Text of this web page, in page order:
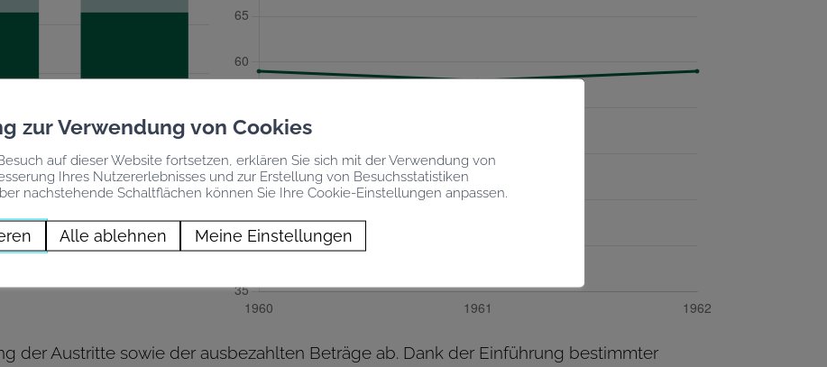
der Austritte sowie der ausbezahlten Beträge ab. Dank der Einführung bestimmter
zur Verwendung von Cookies
auf dieser Website fortsetzen, erklären Sie sich mit der Verwendung von
Ihres Nutzererlebnisses und zur Erstellung von Besuchsstatistiken
nachstehende Schaltflächen können Sie Ihre Cookie-Einstellungen anpassen.
Alle ablehnen Meine Einstellungen